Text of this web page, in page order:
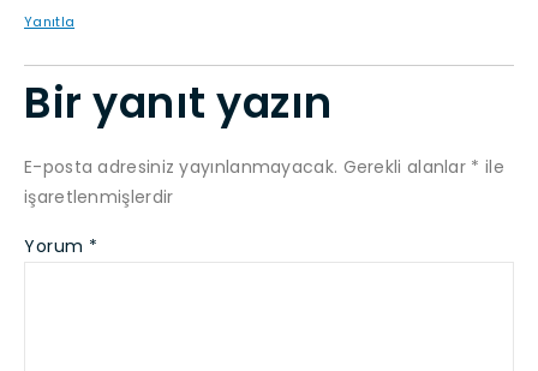
Yanıtla
Bir yanıt yazın
E-posta adresiniz yayınlanmayacak. Gerekli alanlar * ile
işaretlenmişlerdir
Yorum *